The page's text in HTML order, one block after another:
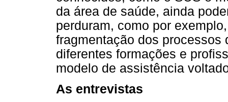
da área de saúde, ainda
perduram, como por
fragmentação dos processos
diferentes formações e
modelo de assistência
As entrevistas